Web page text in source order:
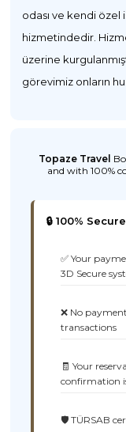
odası ve kendi özel
hizmetindedir.
üzerine
görevimiz onların
Topaze Travel
and with 100%
🔒 100%
✅ Your
3D Secure
❌ No
transactions
🧾 Your
confirmation
🛡️ TÜRSAB